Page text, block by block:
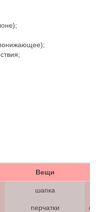
Вещи
шапка
перчатки